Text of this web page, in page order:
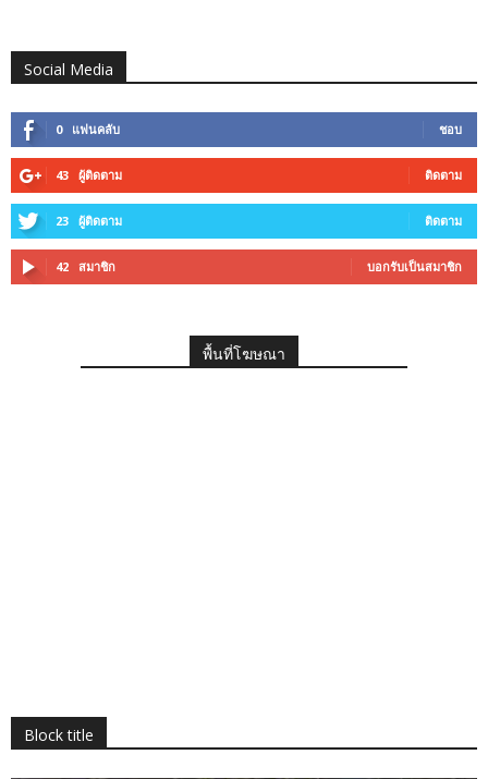
Social Media
0 แฟนคลับ ชอบ
43 ผู้ติดตาม ติดตาม
23 ผู้ติดตาม ติดตาม
42 สมาชิก บอกรับเป็นสมาชิก
พื้นที่โฆษณา
Block title